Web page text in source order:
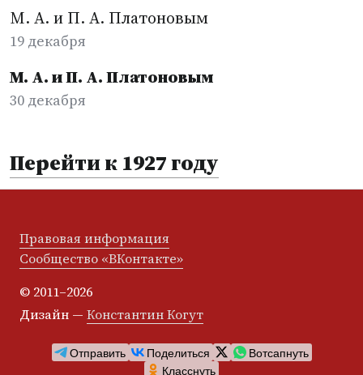
М. А. и П. А. Платоновым
19 декабря
М. А. и П. А. Платоновым
30 декабря
Перейти к 1927 году
Правовая информация
Сообщество «ВКонтакте»
© 2011–2026
Дизайн — Константин Когут
Отправить Поделиться
Вотсапнуть
Класснуть